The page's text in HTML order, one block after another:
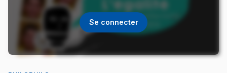
Se connecter